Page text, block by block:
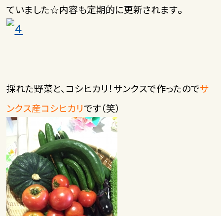
ていました☆内容も定期的に更新されます。
採れた野菜と、コシヒカリ！サンクスで作ったのでサ
ンクス産コシヒカリです（笑）